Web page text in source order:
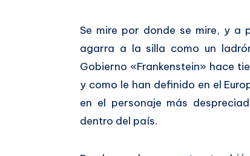
Se mire por donde se mire, y a
agarra a la silla como un
Gobierno «Frankenstein» hace
y como le han definido en el
en el personaje más
dentro del país.